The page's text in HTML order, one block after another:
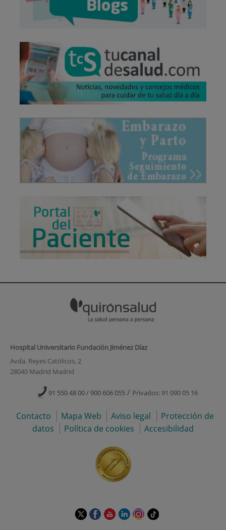
Hospital Universitario Fundación Jiménez Díaz
Avda. Reyes Católicos, 2
28040 Madrid Madrid
91 550 48 00 / 900 606 055 / Privados: 91 090 05 16
Contacto Mapa Web Aviso legal
Protección de
datos
Política de cookies Accesibilidad
EsteEsteEsteEsteEsteEnlace